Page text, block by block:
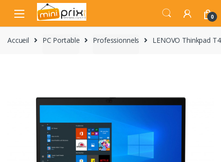
navigation
content
0
Accueil PC Portable Professionnels LENOVO Thinkpad